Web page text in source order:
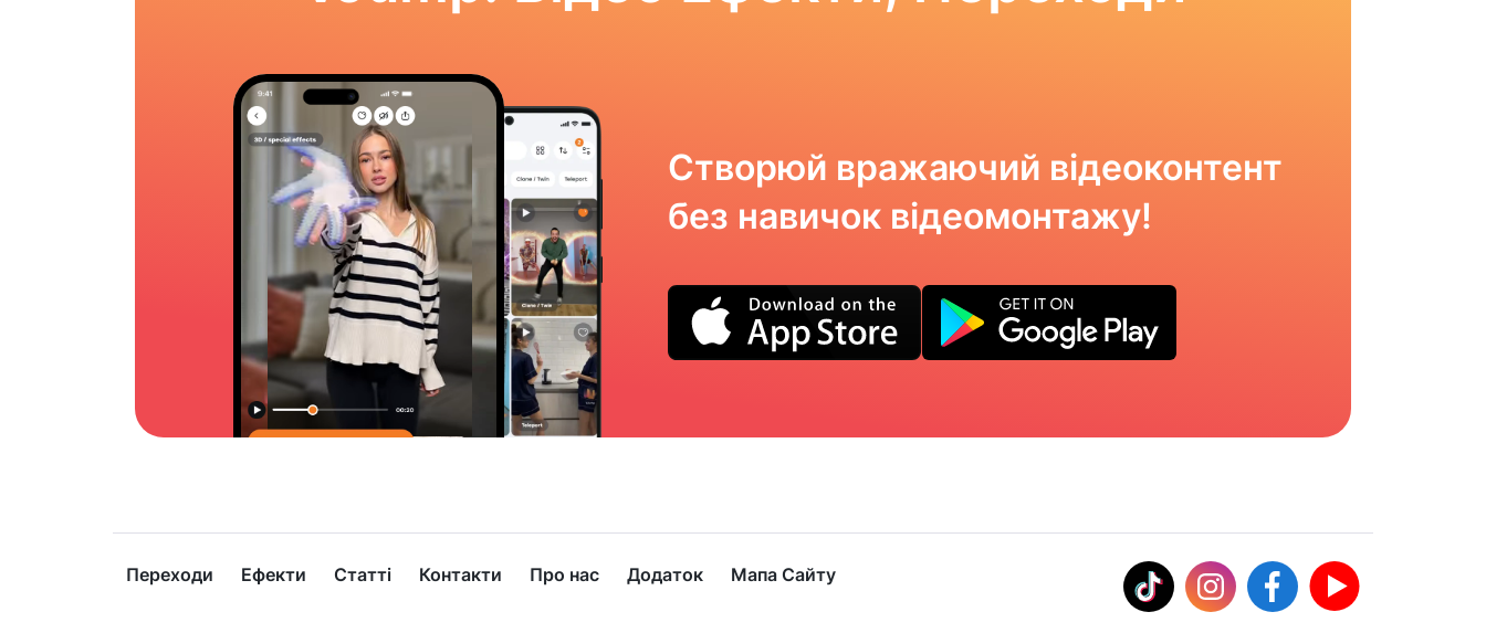
Створюй вражаючий відеоконтент
без навичок відеомонтажу!
Переходи Ефекти Статті Контакти Про нас Додаток Мапа Сайту